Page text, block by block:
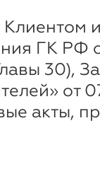
ГК РФ
30),
от
акты,